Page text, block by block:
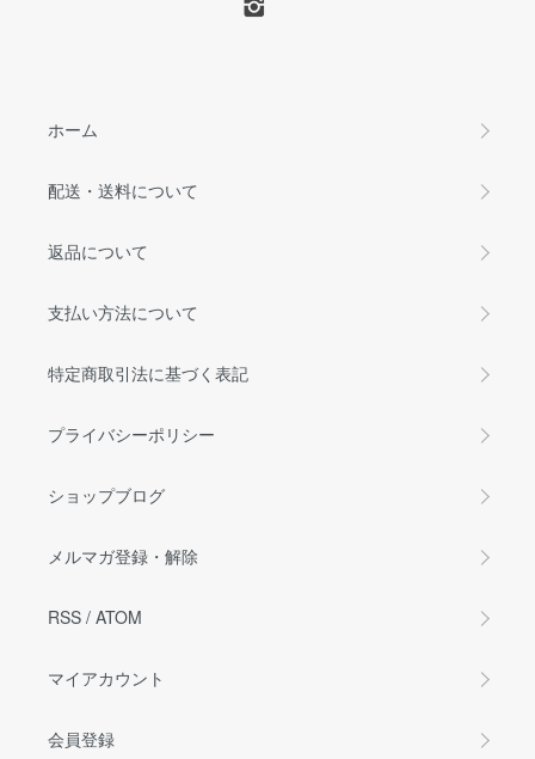
ホーム
配送・送料について
返品について
支払い方法について
特定商取引法に基づく表記
プライバシーポリシー
ショップブログ
メルマガ登録・解除
RSS / ATOM
マイアカウント
会員登録